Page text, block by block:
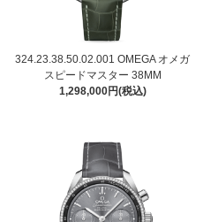
324.23.38.50.02.001 OMEGA オメガ
スピードマスター 38MM
1,298,000円(税込)